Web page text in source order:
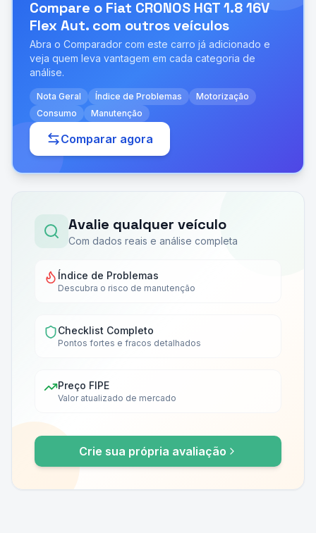
Compare o Fiat CRONOS HGT 1.8 16V
Flex Aut. com outros veículos
Abra o Comparador com este carro já adicionado e
veja quem leva vantagem em cada categoria de
análise.
Nota Geral Índice de Problemas
Motorização
Consumo
Manutenção
Comparar agora
Avalie qualquer veículo
Com dados reais e análise completa
Índice de Problemas
Descubra o risco de manutenção
Checklist Completo
Pontos fortes e fracos detalhados
Preço FIPE
Valor atualizado de mercado
Crie sua própria avaliação